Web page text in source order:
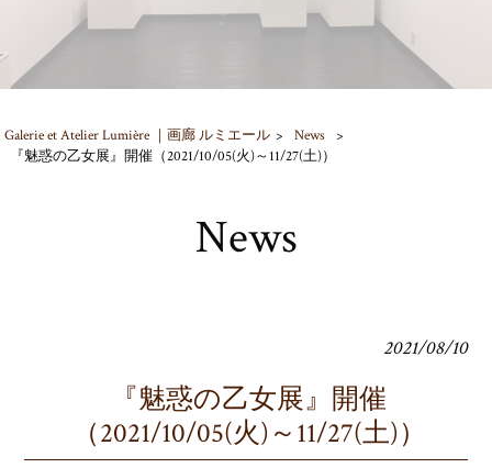
Galerie et Atelier Lumière ｜画廊 ルミエール > News
>
『魅惑の乙女展』開催（2021/10/05(火)～11/27(土)）
News
2021/08/10
『魅惑の乙女展』開催
（2021/10/05(火)～11/27(土)）